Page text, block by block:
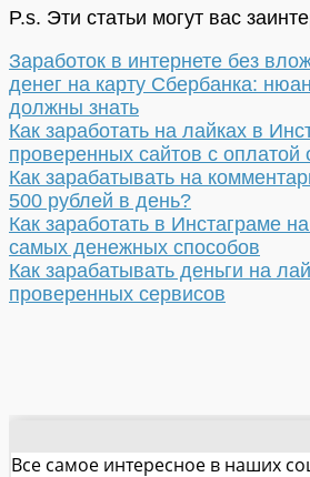
P.s. Эти статьи могут вас
Заработок в интернете без
денег на карту Сбербанка:
должны знать
Как заработать на лайках в
проверенных сайтов с оплатой
Как зарабатывать на
500 рублей в день?
Как заработать в Инстаграме
самых денежных способов
Как зарабатывать деньги на
проверенных сервисов
Все самое интересное в наших